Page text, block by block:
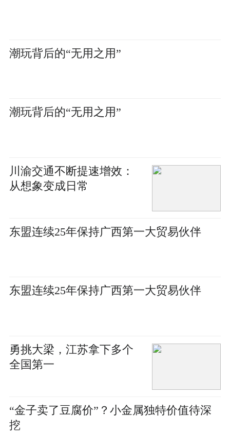
潮玩背后的“无用之用”
潮玩背后的“无用之用”
川渝交通不断提速增效：
从想象变成日常
东盟连续25年保持广西第一大贸易伙伴
东盟连续25年保持广西第一大贸易伙伴
勇挑大梁，江苏拿下多个
全国第一
“金子卖了豆腐价”？小金属独特价值待深
挖